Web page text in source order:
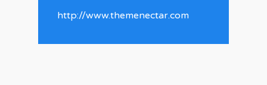
http://www.themenectar.com